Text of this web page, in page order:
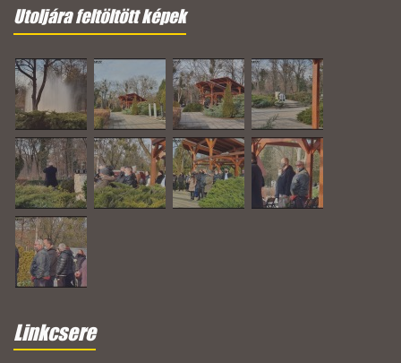
Utoljára feltöltött képek
Linkcsere